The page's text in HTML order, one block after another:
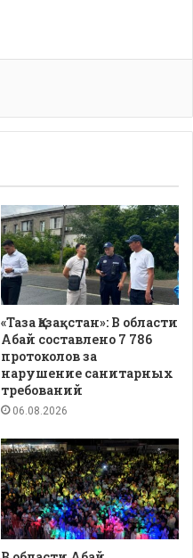
«Таза Қазақстан»: В области
Абай составлено 7 786
протоколов за
нарушение санитарных
требований
06.08.2026